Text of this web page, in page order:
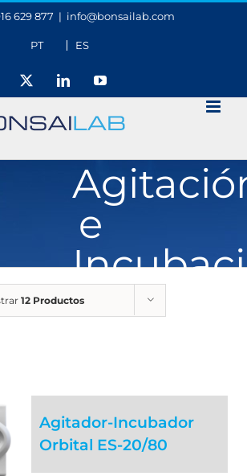
629 877 | info@bonsailab.com
PT ES
LinkedInYouTube
e
12 Productos
Agitador-Incubador
Orbital ES-20/80